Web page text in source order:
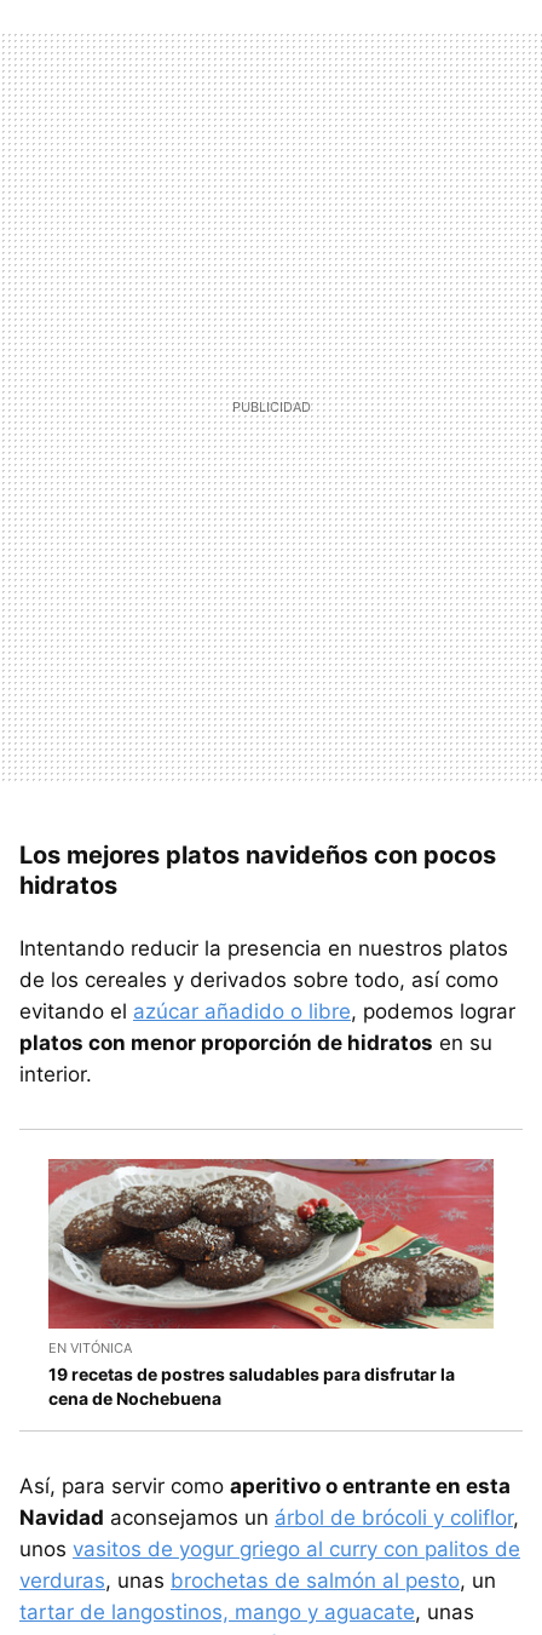
Los mejores platos navideños con pocos
hidratos
Intentando reducir la presencia en nuestros platos
de los cereales y derivados sobre todo, así como
evitando el azúcar añadido o libre, podemos lograr
platos con menor proporción de hidratos en su
interior.
EN VITÓNICA
19 recetas de postres saludables para disfrutar la
cena de Nochebuena
Así, para servir como aperitivo o entrante en esta
Navidad aconsejamos un árbol de brócoli y coliflor,
unos vasitos de yogur griego al curry con palitos de
verduras, unas brochetas de salmón al pesto, un
tartar de langostinos, mango y aguacate, unas